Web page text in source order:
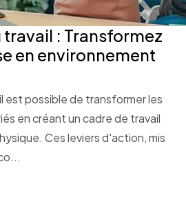
: Transformez
en environnement
est possible de transformer les
en créant un cadre de travail
Ces leviers d'action, mis